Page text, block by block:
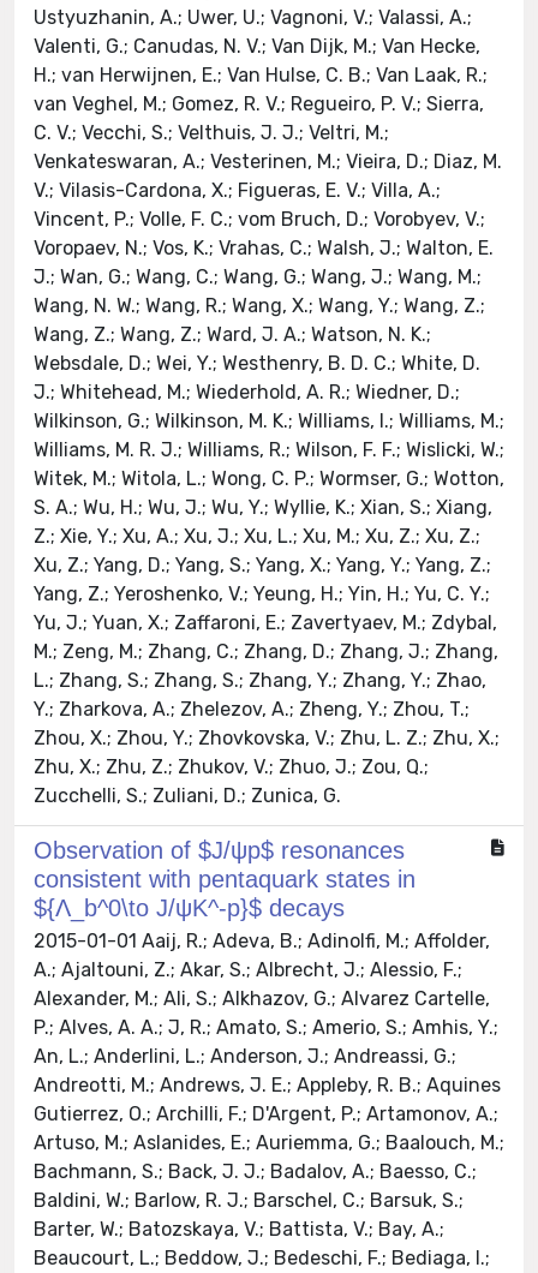
Observation of $J/ψp$ resonances
consistent with pentaquark states in
${Λ_b^0\to J/ψK^-p}$ decays
2015-01-01 Aaij, R.; Adeva, B.; Adinolfi, M.; Affolder,
A.; Ajaltouni, Z.; Akar, S.; Albrecht, J.; Alessio, F.;
Alexander, M.; Ali, S.; Alkhazov, G.; Alvarez Cartelle,
P.; Alves, A. A.; J, R.; Amato, S.; Amerio, S.; Amhis, Y.;
An, L.; Anderlini, L.; Anderson, J.; Andreassi, G.;
Andreotti, M.; Andrews, J. E.; Appleby, R. B.; Aquines
Gutierrez, O.; Archilli, F.; D'Argent, P.; Artamonov, A.;
Artuso, M.; Aslanides, E.; Auriemma, G.; Baalouch, M.;
Bachmann, S.; Back, J. J.; Badalov, A.; Baesso, C.;
Baldini, W.; Barlow, R. J.; Barschel, C.; Barsuk, S.;
Barter, W.; Batozskaya, V.; Battista, V.; Bay, A.;
Beaucourt, L.; Beddow, J.; Bedeschi, F.; Bediaga, I.;